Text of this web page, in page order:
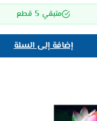
متبقي 5 قطع
إضافة إلى السلة